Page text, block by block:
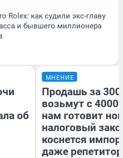
Rolex: как судили экс-главу
и бывшего миллионера
об
МНЕНИЕ
Продашь за
возьмут с
нам готовит
налоговый
коснется
даже